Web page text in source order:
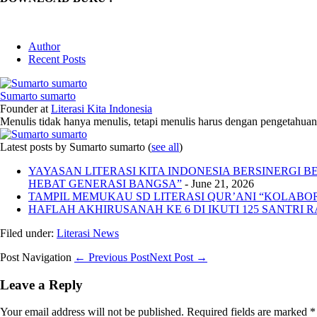
Author
Recent Posts
Sumarto sumarto
Founderat Literasi Kita Indonesia
Menulis tidak hanya menulis, tetapi menulis harus dengan
Latest posts by Sumarto sumarto (see all)
YAYASAN LITERASI KITA INDONESIA BERSINERGI
HEBAT GENERASI BANGSA” - June 21, 2026
TAMPIL MEMUKAU SD LITERASI QUR’ANI
HAFLAH AKHIRUSANAH KE 6 DI IKUTI 125 SANTRI
Filed under: Literasi News
Post Navigation ← Previous PostNext Post →
Leave a Reply
Your email address will not be published. Required fields are marked *